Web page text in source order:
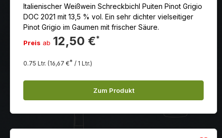
Italienischer Weißwein Schreckbichl Puiten Pinot Grigio
DOC 2021 mit 13,5 % vol. Ein sehr dichter vielseitiger
Pinot Grigio im Gaumen mit frischer Säure.
Preis ab 12,50 €*
0.75 Ltr. (16,67 €* / 1 Ltr.)
Zum Produkt